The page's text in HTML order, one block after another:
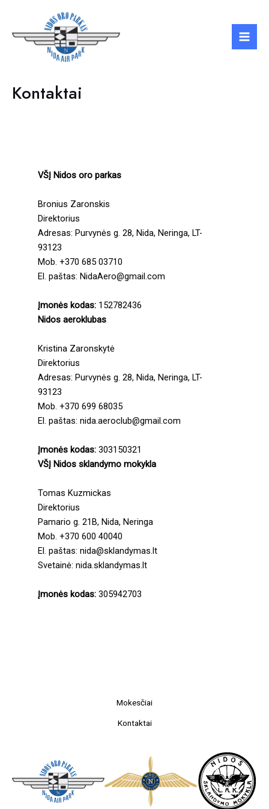
content
Kontaktai
VŠĮ Nidos oro parkas
Bronius Zaronskis
Direktorius
Adresas: Purvynės g. 28, Nida, Neringa, LT-
93123
Mob. +370 685 03710
El. paštas: NidaAero@gmail.com
Įmonės kodas:152782436
Nidos aeroklubas
Kristina Zaronskytė
Direktorius
Adresas: Purvynės g. 28, Nida, Neringa, LT-
93123
Mob. +370 699 68035
El. paštas: nida.aeroclub@gmail.com
Įmonės kodas:303150321
VŠĮ Nidos sklandymo mokykla
Tomas Kuzmickas
Direktorius
Pamario g. 21B, Nida, Neringa
Mob. +370 600 40040
El. paštas: nida@sklandymas.lt
Svetainė: nida.sklandymas.lt
Įmonės kodas:305942703
Mokesčiai
Kontaktai